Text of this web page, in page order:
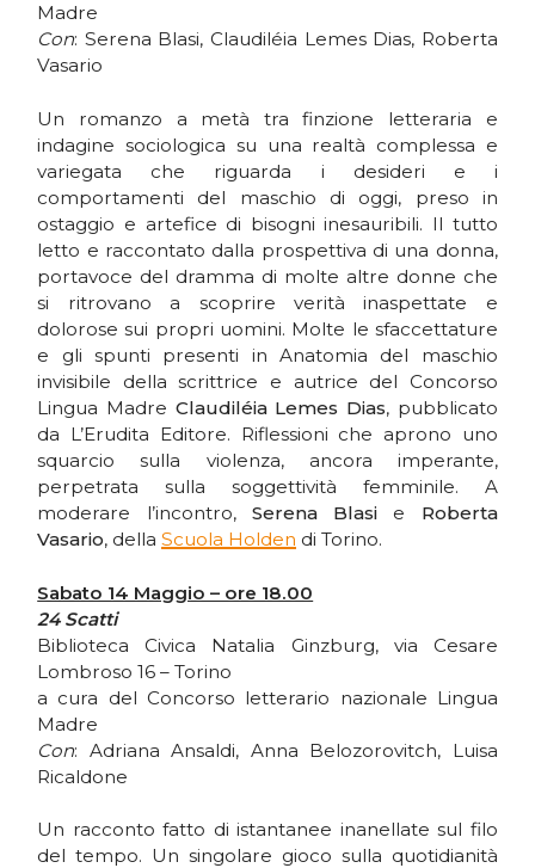
Madre
Con: Serena Blasi, Claudiléia Lemes Dias, Roberta
Vasario
Un romanzo a metà tra finzione letteraria e
indagine sociologica su una realtà complessa e
variegata che riguarda i desideri e i
comportamenti del maschio di oggi, preso in
ostaggio e artefice di bisogni inesauribili. Il tutto
letto e raccontato dalla prospettiva di una donna,
portavoce del dramma di molte altre donne che
si ritrovano a scoprire verità inaspettate e
dolorose sui propri uomini. Molte le sfaccettature
e gli spunti presenti in Anatomia del maschio
invisibile della scrittrice e autrice del Concorso
Lingua Madre Claudiléia Lemes Dias, pubblicato
da L’Erudita Editore. Riflessioni che aprono uno
squarcio sulla violenza, ancora imperante,
perpetrata sulla soggettività femminile. A
moderare l’incontro, Serena Blasi e Roberta
Vasario, dellaScuola Holden di Torino.
Sabato 14 Maggio – ore 18.00
24 Scatti
Biblioteca Civica Natalia Ginzburg, via Cesare
Lombroso 16 – Torino
a cura del Concorso letterario nazionale Lingua
Madre
Con: Adriana Ansaldi, Anna Belozorovitch, Luisa
Ricaldone
Un racconto fatto di istantanee inanellate sul filo
del tempo. Un singolare gioco sulla quotidianità